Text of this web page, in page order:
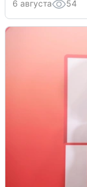
6 августа 54